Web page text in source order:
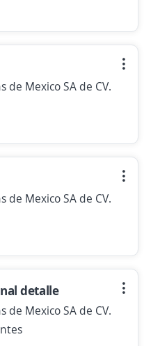
de Mexico SA de CV.
de Mexico SA de CV.
detalle
de Mexico SA de CV.